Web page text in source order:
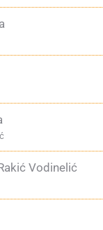
Vodinelić